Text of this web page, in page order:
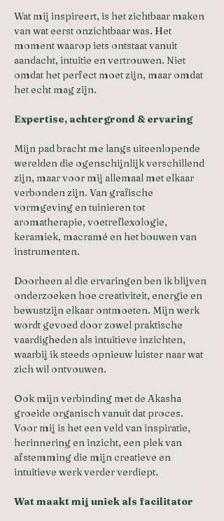
Wat mij inspireert, is het zichtbaar maken
van wat eerst onzichtbaar was. Het
moment waarop iets ontstaat vanuit
aandacht, intuïtie en vertrouwen. Niet
omdat het perfect moet zijn, maar omdat
het echt mag zijn.
Expertise, achtergrond & ervaring
Mijn pad bracht me langs uiteenlopende
werelden die ogenschijnlijk verschillend
zijn, maar voor mij allemaal met elkaar
verbonden zijn. Van grafische
vormgeving en tuinieren tot
aromatherapie, voetreflexologie,
keramiek, macramé en het bouwen van
instrumenten.
Doorheen al die ervaringen ben ik blijven
onderzoeken hoe creativiteit, energie en
bewustzijn elkaar ontmoeten. Mijn werk
wordt gevoed door zowel praktische
vaardigheden als intuïtieve inzichten,
waarbij ik steeds opnieuw luister naar wat
zich wil ontvouwen.
Ook mijn verbinding met de Akasha
groeide organisch vanuit dat proces.
Voor mij is het een veld van inspiratie,
herinnering en inzicht, een plek van
afstemming die mijn creatieve en
intuïtieve werk verder verdiept.
Wat maakt mij uniek als facilitator